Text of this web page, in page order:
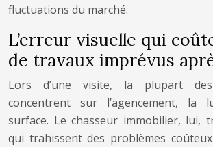
fluctuations du marché.
L’erreur visuelle qui
de travaux imprévus
Lors d’une visite, la plupart
concentrent sur l’agencement, la
surface. Le chasseur immobilier, lui,
qui trahissent des problèmes